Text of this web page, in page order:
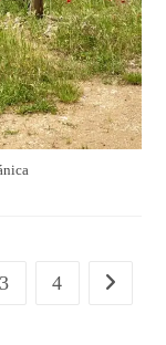
3 4